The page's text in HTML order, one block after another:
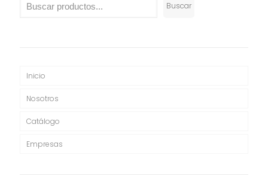
Buscar
Inicio
Nosotros
Catálogo
Empresas